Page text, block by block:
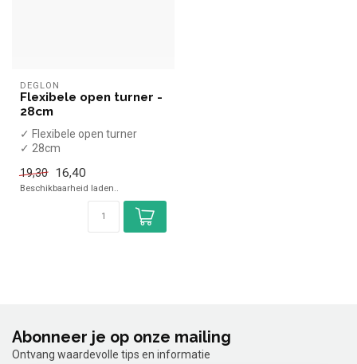
DEGLON
Flexibele open turner -
28cm
✓ Flexibele open turner
✓ 28cm
19,30
16,40
Beschikbaarheid laden..
Abonneer je op onze mailing
Ontvang waardevolle tips en informatie